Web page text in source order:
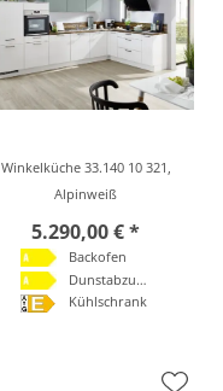
Winkelküche 33.140 10 321,
Alpinweiß
5.290,00 € *
Backofen
Dunstabzugshaube
Kühlschrank